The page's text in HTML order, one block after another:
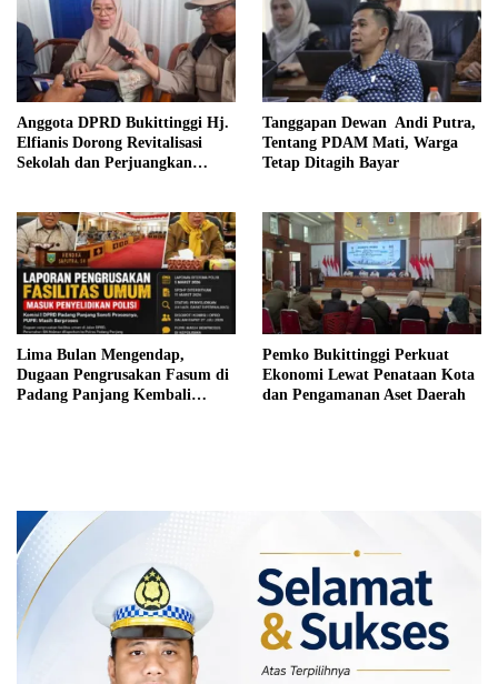
Anggota DPRD Bukittinggi Hj.
Elfianis Dorong Revitalisasi
Sekolah dan Perjuangkan
Tanggapan Dewan Andi Putra,
Tentang PDAM Mati, Warga
Tetap Ditagih Bayar
Lima Bulan Mengendap,
Dugaan Pengrusakan Fasum di
Padang Panjang Kembali
Pemko Bukittinggi Perkuat
Ekonomi Lewat Penataan Kota
dan Pengamanan Aset Daerah